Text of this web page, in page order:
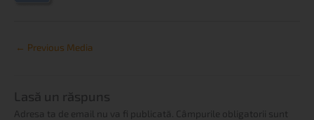
← Previous Media
Lasă un răspuns
Adresa ta de email nu va fi publicată. Câmpurile obligatorii sunt